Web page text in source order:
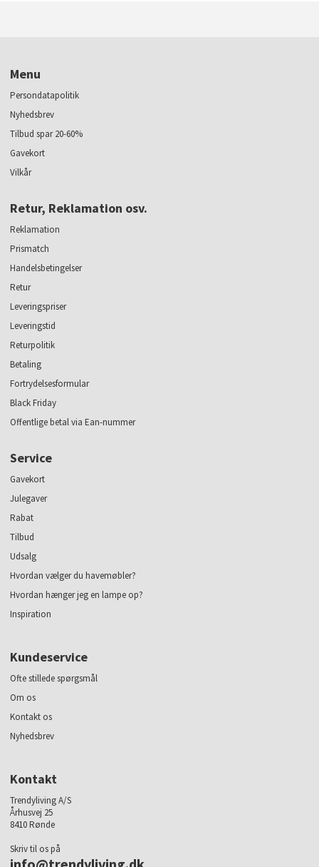
Menu
Persondatapolitik
Nyhedsbrev
Tilbud spar 20-60%
Gavekort
Vilkår
Retur, Reklamation osv.
Reklamation
Prismatch
Handelsbetingelser
Retur
Leveringspriser
Leveringstid
Returpolitik
Betaling
Fortrydelsesformular
Black Friday
Offentlige betal via Ean-nummer
Service
Gavekort
Julegaver
Rabat
Tilbud
Udsalg
Hvordan vælger du havemøbler?
Hvordan hænger jeg en lampe op?
Inspiration
Kundeservice
Ofte stillede spørgsmål
Om os
Kontakt os
Nyhedsbrev
Kontakt
Trendyliving A/S
Århusvej 25
8410 Rønde
Skriv til os på